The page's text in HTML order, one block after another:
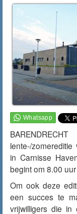
lente-/
in Carnisse
begint om 8.00
Om ook deze
een succes te
vrijwilligers die